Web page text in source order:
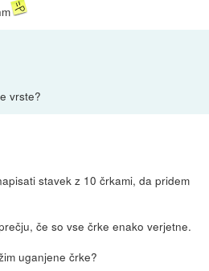
vrste?
stavek z 10 črkami, da pridem
če so vse črke enako verjetne.
uganjene črke?